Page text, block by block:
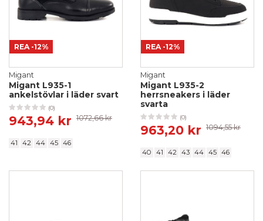
REA -12%
Migant
Migant L935-1
ankelstövlar i läder svart
(0)
943,94 kr 1072,66 kr
41 42 44 45 46
REA -12%
Migant
Migant L935-2
herrsneakers i läder
svarta
(0)
963,20 kr 1094,55 kr
40 41 42 43 44 45 46